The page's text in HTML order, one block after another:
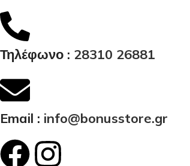
Τηλέφωνο : 28310 26881
Email : info@bonusstore.gr